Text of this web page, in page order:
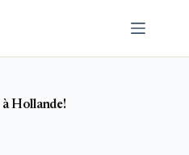
à Hollande!